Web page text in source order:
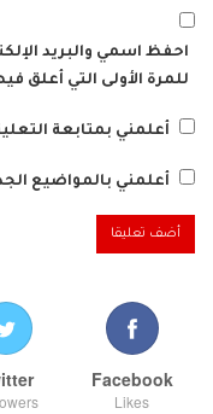
احفظ اسمي والبريد
للمرة الأولى التي أعلق
أعلمني بمتابعة
أعلمني بالمواضيع
Facebook
Likes